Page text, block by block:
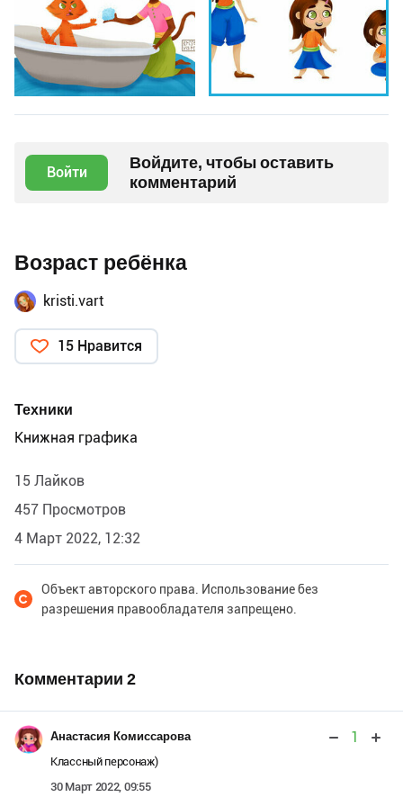
Войти
Войдите, чтобы оставить
комментарий
Возраст ребёнка
kristi.vart
15 Нравится
Техники
Книжная графика
15 Лайков
457 Просмотров
4 Март 2022, 12:32
Объект авторского права. Использование без
разрешения правообладателя запрещено.
Комментарии 2
Анастасия Комиссарова 1
Классный персонаж)
30 Март 2022, 09:55